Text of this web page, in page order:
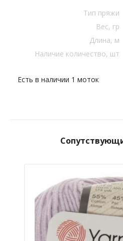
Тип пряжи
Вес, гр
Длина, м
Наличие количество, шт
Есть в наличии 1 моток